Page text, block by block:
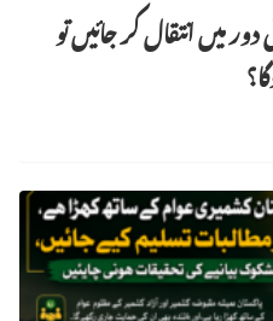
میں انتقال کر جائیں تو